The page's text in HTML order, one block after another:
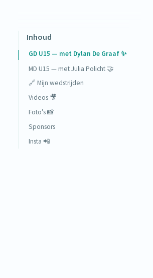
Inhoud
GD U15 — met Dylan De Graaf ✨
MD U15 — met Julia Policht 🤝
🔗 Mijn wedstrijden
Videos 🎥
Foto’s 📸
Sponsors
Insta 📲